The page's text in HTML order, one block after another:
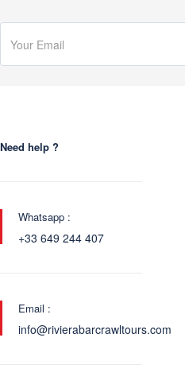
Need help ?
Whatsapp :
+33 649 244 407
Email :
info@rivierabarcrawltours.com